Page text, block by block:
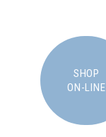
SHOP
ON-LINE